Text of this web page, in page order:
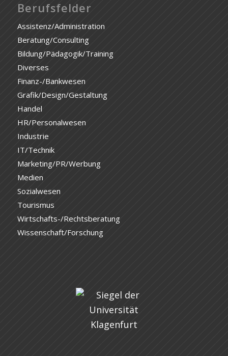
Berufsfelder
Assistenz/Administration
Beratung/Consulting
Bildung/Pädagogik/Training
Diverses
Finanz-/Bankwesen
Grafik/Design/Gestaltung
Handel
HR/Personalwesen
Industrie
IT/Technik
Marketing/PR/Werbung
Medien
Sozialwesen
Tourismus
Wirtschafts-/Rechtsberatung
Wissenschaft/Forschung